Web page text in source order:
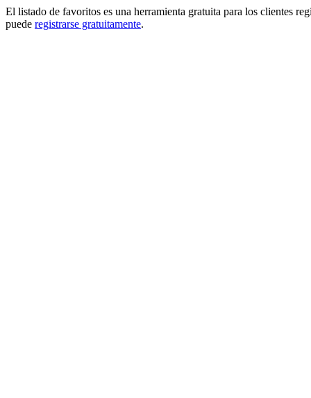
El listado de favoritos es una herramienta gratuita para los clientes
puede registrarse gratuitamente.